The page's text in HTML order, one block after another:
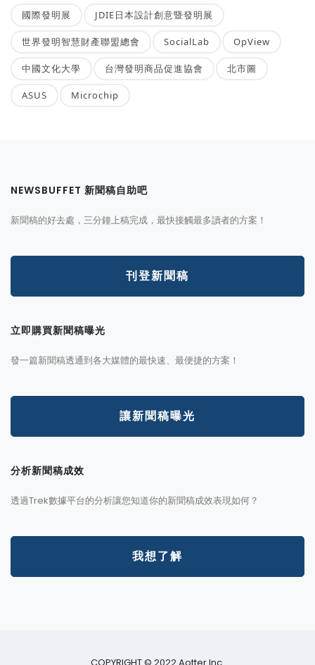
國際發明展 JDIE日本設計創意暨發明展
世界發明智慧財產聯盟總會 SocialLab OpView
中國文化大學 台灣發明商品促進協會 北市圖
ASUS Microchip
NEWSBUFFET 新聞稿自助吧
新聞稿的好去處，三分鐘上稿完成，最快接觸最多讀者的方案！
刊登新聞稿
立即購買新聞稿曝光
發一篇新聞稿透通到各大媒體的最快速、最便捷的方案！
讓新聞稿曝光
分析新聞稿成效
透過Trek數據平台的分析讓您知道你的新聞稿成效表現如何？
我想了解